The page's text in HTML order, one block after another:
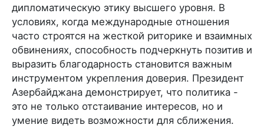
дипломатическую этику высшего уровня. В
условиях, когда международные отношения
часто строятся на жесткой риторике и взаимных
обвинениях, способность подчеркнуть позитив и
выразить благодарность становится важным
инструментом укрепления доверия. Президент
Азербайджана демонстрирует, что политика -
это не только отстаивание интересов, но и
умение видеть возможности для сближения.